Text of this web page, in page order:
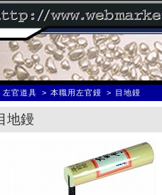
左官道具 本職用左官鏝 目地鏝
地鏝